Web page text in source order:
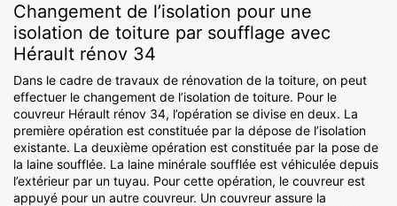
Changement de l’isolation pour une
isolation de toiture par soufflage avec
Hérault rénov 34
Dans le cadre de travaux de rénovation de la toiture, on peut
effectuer le changement de l’isolation de toiture. Pour le
couvreur Hérault rénov 34, l’opération se divise en deux. La
première opération est constituée par la dépose de l’isolation
existante. La deuxième opération est constituée par la pose de
la laine soufflée. La laine minérale soufflée est véhiculée depuis
l’extérieur par un tuyau. Pour cette opération, le couvreur est
appuyé pour un autre couvreur. Un couvreur assure la